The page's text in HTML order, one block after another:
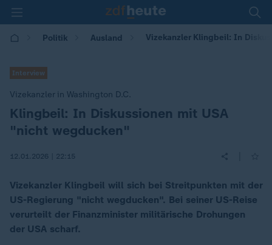
Politik Ausland Vizekanzler Klingbeil: In
Interview
Vizekanzler in Washington D.C.
:Klingbeil: In Diskussionen mit USA
"nicht wegducken"
12.01.2026 | 22:15
Vizekanzler Klingbeil will sich bei Streitpunkten mit der
US-Regierung "nicht wegducken". Bei seiner US-Reise
verurteilt der Finanzminister militärische Drohungen
der USA scharf.